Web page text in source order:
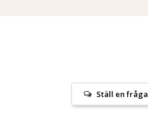
Ställ en fråga